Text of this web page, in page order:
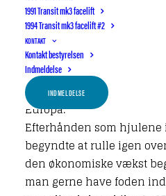
1991 Transit mk3 facelift
1994 Transit mk3 facelift #2
KONTAKT
Kontakt bestyrelsen
Indmeldelse
INDMELDELSE
Til gengæld var der mange
udnytte vognens store po-
motoren og anvende den til
Ret hurtigt begyndte
resultatlisterne ved
Europa.
Efterhånden som hjulene
begyndte at rulle igen
den økonomiske vækst
man gerne have foden